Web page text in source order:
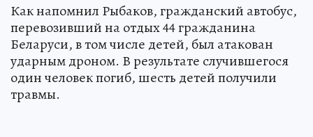
Как напомнил Рыбаков, гражданский автобус,
перевозивший на отдых 44 гражданина
Беларуси, в том числе детей, был атакован
ударным дроном. В результате случившегося
один человек погиб, шесть детей получили
травмы.